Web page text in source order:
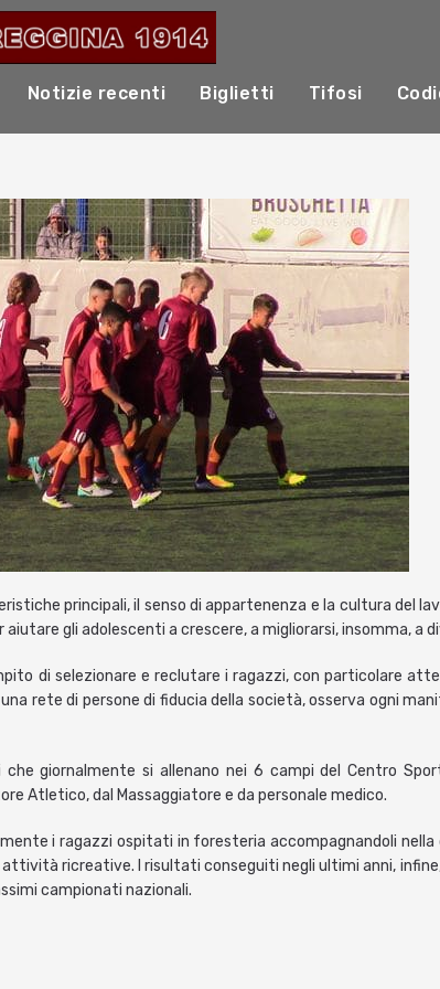
Notizie recenti Biglietti Tifosi
principali, il senso di appartenenza e la cultura del
gli adolescenti a crescere, a migliorarsi, insomma, a
di selezionare e reclutare i ragazzi, con particolare
rete di persone di fiducia della società, osserva ogni
giornalmente si allenano nei 6 campi del Centro
Atletico, dal Massaggiatore e da personale medico.
i ragazzi ospitati in foresteria accompagnandoli nella
ricreative. I risultati conseguiti negli ultimi anni,
campionati nazionali.